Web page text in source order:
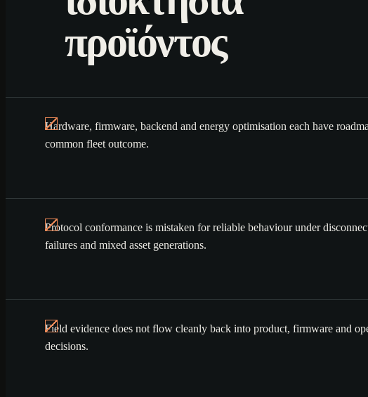
προϊόντος
Hardware, firmware, backend and energy optimisation each have
common fleet outcome.
Protocol conformance is mistaken for reliable behaviour under
failures and mixed asset generations.
Field evidence does not flow cleanly back into product, firmware and
decisions.